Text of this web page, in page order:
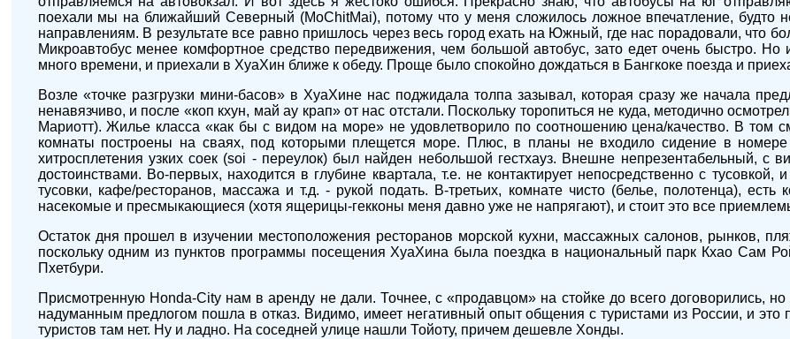
поехали мы на ближайший Северный (MoChitMai), потому что у меня сложилось ложное впечатление, будто
направлениям. В результате все равно пришлось через весь город ехать на Южный, где нас порадовали, что
Микроавтобус менее комфортное средство передвижения, чем большой автобус, зато едет очень быстро. Но
много времени, и приехали в ХуаХин ближе к обеду. Проще было спокойно дождаться в Бангкоке поезда и
Возле «точке разгрузки мини-басов» в ХуаХине нас поджидала толпа зазывал, которая сразу же начала
ненавязчиво, и после «коп кхун, май ау крап» от нас отстали. Поскольку торопиться не куда, методично
Мариотт). Жилье класса «как бы с видом на море» не удовлетворило по соотношению цена/качество. В том
комнаты построены на сваях, под которыми плещется море. Плюс, в планы не входило сидение в номере
хитросплетения узких соек (soi - переулок) был найден небольшой гестхауз. Внешне непрезентабельный, с
достоинствами. Во-первых, находится в глубине квартала, т.е. не контактирует непосредственно с
тусовки, кафе/ресторанов, массажа и т.д. - рукой подать. В-третьих, комнате чисто (белье, полотенца), есть
насекомые и пресмыкающиеся (хотя ящерицы-гекконы меня давно уже не напрягают), и стоит это все
Остаток дня прошел в изучении местоположения ресторанов морской кухни, массажных салонов, рынков,
поскольку одним из пунктов программы посещения ХуаХина была поездка в национальный парк Кхао Сам
Пхетбури.
Присмотренную Honda-City нам в аренду не дали. Точнее, с «продавцом» на стойке до всего договорились,
надуманным предлогом пошла в отказ. Видимо, имеет негативный опыт общения с туристами из России, и это
туристов там нет. Ну и ладно. На соседней улице нашли Тойоту, причем дешевле Хонды.